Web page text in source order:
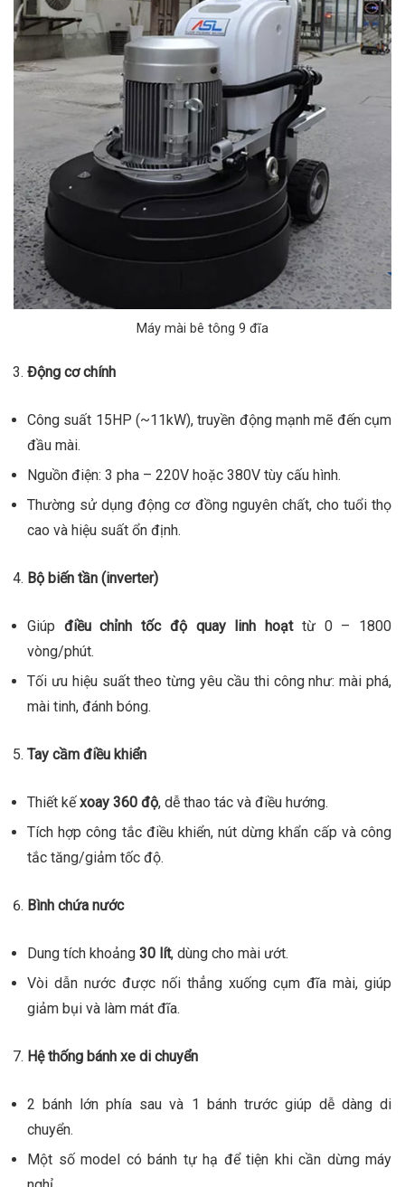
Máy mài bê tông 9 đĩa
Động cơ chính
Công suất 15HP (~11kW), truyền động mạnh mẽ đến cụm
đầu mài.
Nguồn điện: 3 pha – 220V hoặc 380V tùy cấu hình.
Thường sử dụng động cơ đồng nguyên chất, cho tuổi thọ
cao và hiệu suất ổn định.
Bộ biến tần (inverter)
Giúp điều chỉnh tốc độ quay linh hoạttừ 0 – 1800
vòng/phút.
Tối ưu hiệu suất theo từng yêu cầu thi công như: mài phá,
mài tinh, đánh bóng.
Tay cầm điều khiển
Thiết kếxoay 360 độ, dễ thao tác và điều hướng.
Tích hợp công tắc điều khiển, nút dừng khẩn cấp và công
tắc tăng/giảm tốc độ.
Bình chứa nước
Dung tích khoảng 30 lít, dùng cho mài ướt.
Vòi dẫn nước được nối thẳng xuống cụm đĩa mài, giúp
giảm bụi và làm mát đĩa.
Hệ thống bánh xe di chuyển
2 bánh lớn phía sau và 1 bánh trước giúp dễ dàng di
chuyển.
Một số model có bánh tự hạ để tiện khi cần dừng máy